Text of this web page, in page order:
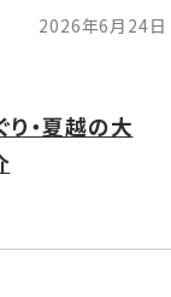
2026年6月24日
り・夏越の大